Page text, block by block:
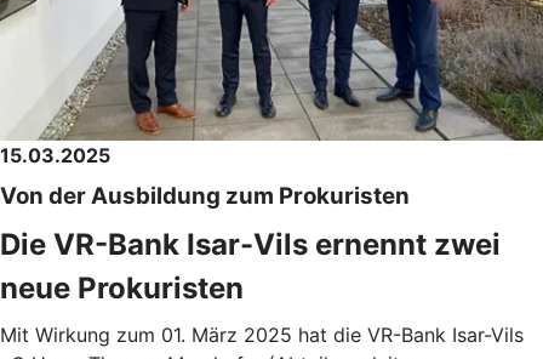
15.03.2025
Von der Ausbildung zum Prokuristen
Die VR-Bank Isar-Vils ernennt zwei
neue Prokuristen
Mit Wirkung zum 01. März 2025 hat die VR-Bank Isar-Vils